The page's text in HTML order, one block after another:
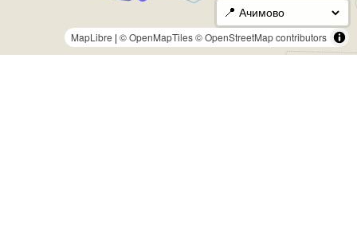
MapLibre | © OpenMapTiles© OpenStreetMap contributors
📍